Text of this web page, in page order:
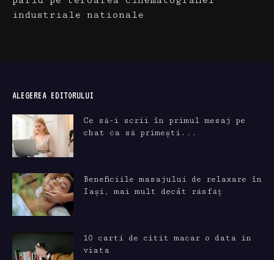
industriale nationale
ALEGEREA EDITORULUI
Ce să-i scrii în primul mesaj pe
chat ca să primești...
Beneficiile masajului de relaxare în
Iași, mai mult decât răsfăț
10 carti de citit macar o data in
viata